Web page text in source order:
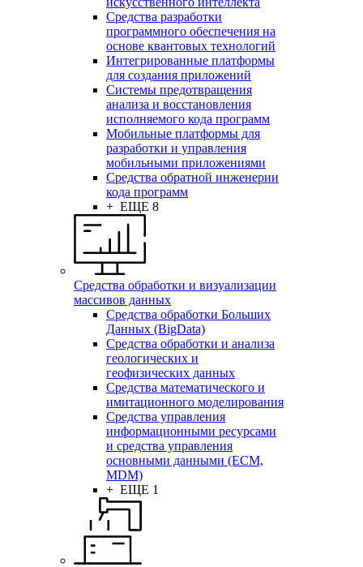
Средства разработки
программного обеспечения на
основе квантовых технологий
Интегрированные платформы
для создания приложений
Системы предотвращения
анализа и восстановления
исполняемого кода программ
Мобильные платформы для
разработки и управления
мобильными приложениями
Средства обратной инженерии
кода программ
+ ЕЩЕ 8
Средства обработки и визуализации
массивов данных
Средства обработки Больших
Данных (BigData)
Средства обработки и анализа
геологических и
геофизических данных
Средства математического и
имитационного моделирования
Средства управления
информационными ресурсами
и средства управления
основными данными (ECM,
MDM)
+ ЕЩЕ 1